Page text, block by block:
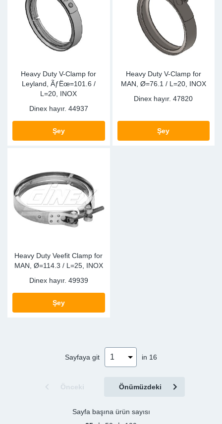
Heavy Duty V-Clamp for
Leyland, ÃƒËœ=101.6 /
L=20, INOX
Dinex hayır. 44937
Şey
Heavy Duty V-Clamp for
MAN, Ø=76.1 / L=20, INOX
Dinex hayır. 47820
Şey
Heavy Duty Veefit Clamp for
MAN, Ø=114.3 / L=25, INOX
Dinex hayır. 49939
Şey
Sayfaya git in 16
Önceki Önümüzdeki
Sayfa başına ürün sayısı